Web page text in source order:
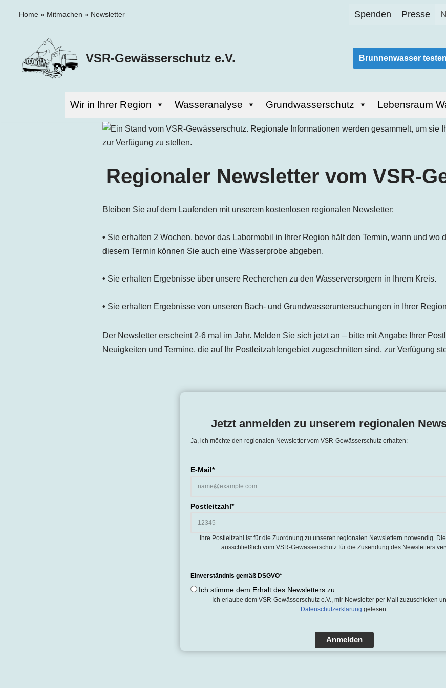
springen
Home » Mitmachen » Newsletter Spenden Presse
VSR-Gewässerschutz e.V. Brunnenwasser testen
Wir in Ihrer Region Wasseranalyse Grundwasserschutz Lebensraum
Regionaler Newsletter vom VSR-
Bleiben Sie auf dem Laufenden mit unserem kostenlosen regionalen Newsletter:
• Sie erhalten 2 Wochen, bevor das Labormobil in Ihrer Region hält den Termin, wann und wo
diesem Termin können Sie auch eine Wasserprobe abgeben.
• Sie erhalten Ergebnisse über unsere Recherchen zu den Wasserversorgern in Ihrem Kreis.
• Sie erhalten Ergebnisse von unseren Bach- und Grundwasseruntersuchungen in Ihrer
Der Newsletter erscheint 2-6 mal im Jahr. Melden Sie sich jetzt an – bitte mit Angabe Ihrer
Neuigkeiten und Termine, die auf Ihr Postleitzahlengebiet zugeschnitten sind, zur Verfügung
Jetzt anmelden zu unserem regionalen
Ja, ich möchte den regionalen Newsletter vom VSR-Gewässerschutz erhalten:
E-Mail*
Postleitzahl*
Ihre Postleitzahl ist für die Zuordnung zu unseren regionalen Newslettern notwendig.
ausschließlich vom VSR-Gewässerschutz für die Zusendung des Newsletters
Einverständnis gemäß DSGVO*
Ich stimme dem Erhalt des Newsletters zu.
Ich erlaube dem VSR-Gewässerschutz e.V., mir Newsletter per Mail zuzuschicken
Datenschutzerklärung gelesen.
Anmelden